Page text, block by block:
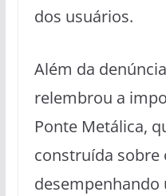
dos usuários.
Além da
relembrou a
Ponte Metálica,
construída sobre
desempenhando